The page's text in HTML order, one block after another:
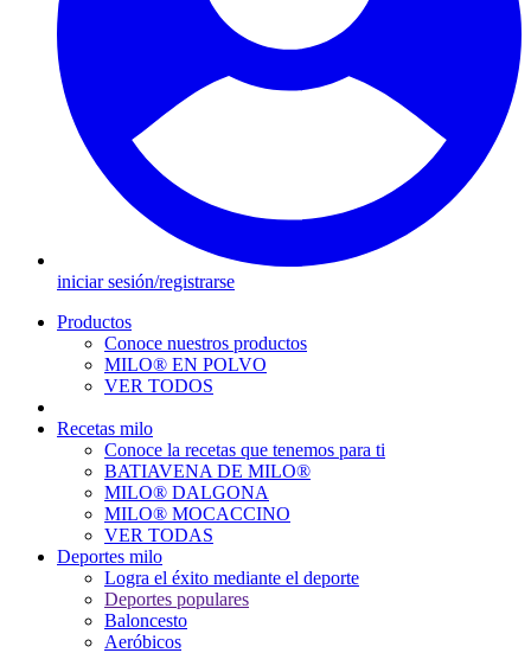
iniciar sesión/registrarse
navigation
Productos
Conoce nuestros productos
MILO® EN POLVO
VER TODOS
Recetas milo
Conoce la recetas que tenemos para ti
BATIAVENA DE MILO®
MILO® DALGONA
MILO® MOCACCINO
VER TODAS
Deportes milo
Logra el éxito mediante el deporte
Deportes populares
Baloncesto
Aeróbicos